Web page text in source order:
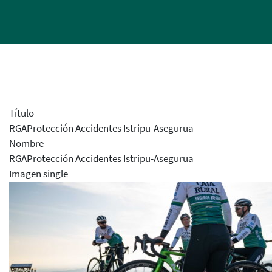
Título
RGAProtección Accidentes Istripu-Asegurua
Nombre
RGAProtección Accidentes Istripu-Asegurua
Imagen single